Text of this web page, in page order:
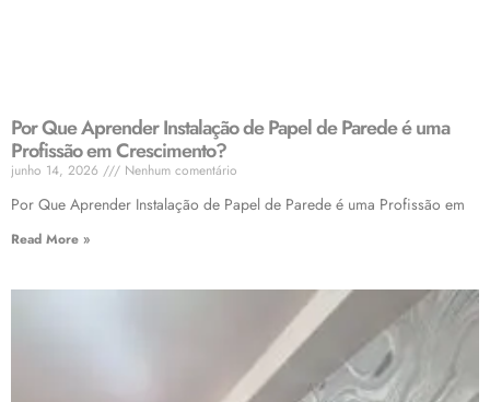
Por Que Aprender Instalação de Papel de Parede é uma
Profissão em Crescimento?
junho 14, 2026 Nenhum comentário
Por Que Aprender Instalação de Papel de Parede é uma Profissão em
Read More »